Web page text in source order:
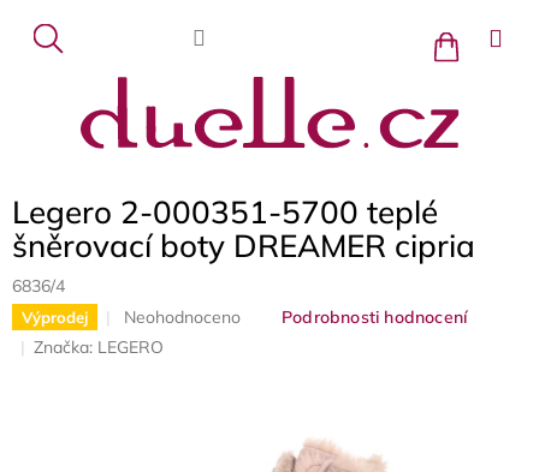
obsah
Nákupní
košík
Legero 2-000351-5700 teplé
šněrovací boty DREAMER cipria
6836/4
Výprodej
Průměrné
produktu
Neohodnoceno
Podrobnosti hodnocení
Značka: LEGERO